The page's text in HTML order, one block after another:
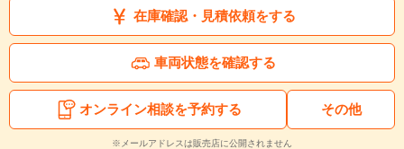
在庫確認・見積依頼をする
車両状態を確認する
オンライン相談を予約する その他
※メールアドレスは販売店に公開されません
入力途中の情報を保存しますか？
※次回問い合わせをする際に自動入力されます